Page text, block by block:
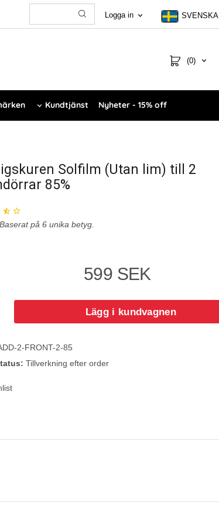
Logga in SVENSKA
(0)
Kundtjänst Nyheter - 15% off
Solfilm (Utan lim) till 2
85%
Baserat på 6 unika betyg.
599 SEK
Lägg i kundvagnen
2-FRONT-2-85
Tillverkning efter order